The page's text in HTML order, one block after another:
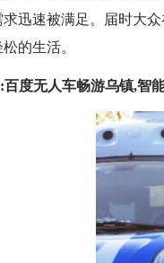
迅速被满足。届时大
的生活。
百度无人车畅游乌镇,智